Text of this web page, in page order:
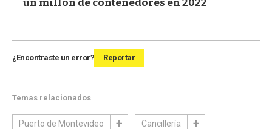
un millón de contenedores en 2022
¿Encontraste un error? Reportar
Temas relacionados
Puerto de Montevideo Cancillería